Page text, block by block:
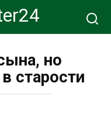
но
старости